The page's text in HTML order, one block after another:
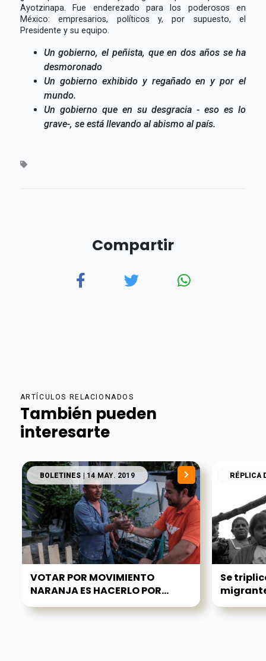
Ayotzinapa. Fue enderezado para los poderosos en
México: empresarios, políticos y, por supuesto, el
Presidente y su equipo.
Un gobierno, el peñista, que en dos años se ha
desmoronado
Un gobierno exhibido y regañado en y por el
mundo.
Un gobierno que en su desgracia - eso es lo
grave-, se está llevando al abismo al país.
Compartir
ARTÍCULOS RELACIONADOS
También pueden
interesarte
BOLETINES | 14 MAY. 2019
VOTAR POR MOVIMIENTO
NARANJA ES HACERLO POR...
RÉPLICA
Se